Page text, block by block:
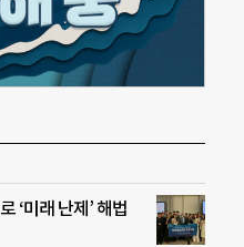
‘미래 난제’ 해법